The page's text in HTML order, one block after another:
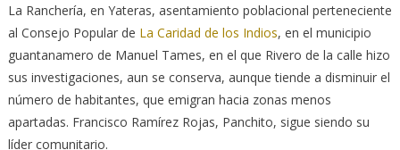
La Ranchería, en Yateras, asentamiento poblacional perteneciente
al Consejo Popular de La Caridad de los Indios, en el municipio
guantanamero de Manuel Tames, en el que Rivero de la calle hizo
sus investigaciones, aun se conserva, aunque tiende a disminuir el
número de habitantes, que emigran hacia zonas menos
apartadas. Francisco Ramírez Rojas, Panchito, sigue siendo su
líder comunitario.